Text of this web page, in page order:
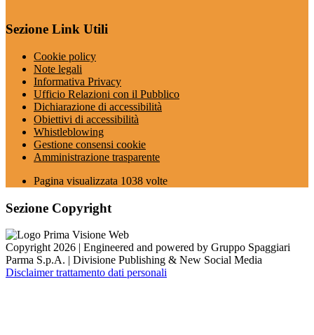
Sezione Link Utili
Cookie policy
Note legali
Informativa Privacy
Ufficio Relazioni con il Pubblico
Dichiarazione di accessibilità
Obiettivi di accessibilità
Whistleblowing
Gestione consensi cookie
Amministrazione trasparente
Pagina visualizzata 1038 volte
Sezione Copyright
Copyright 2026 | Engineered and powered by Gruppo Spaggiari
Parma S.p.A. | Divisione Publishing & New Social Media
Disclaimer trattamento dati personali